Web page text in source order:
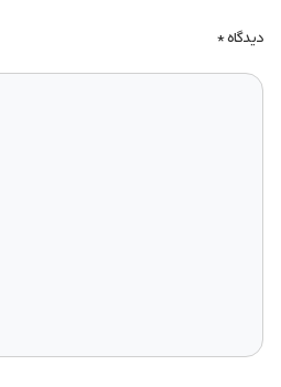
دیدگاه*